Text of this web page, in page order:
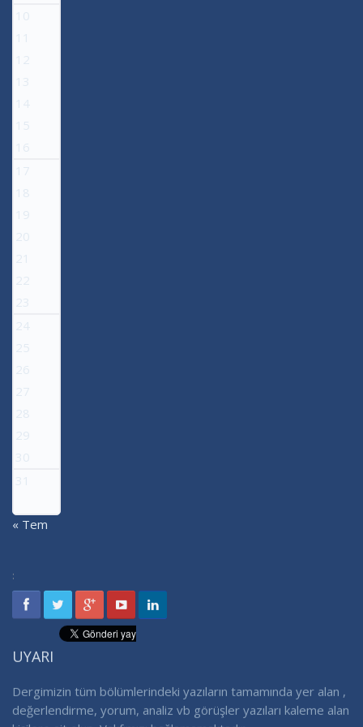
10
11
12
13
14
15
16
17
18
19
20
21
22
23
24
25
26
27
28
29
30
31
« Tem
:
UYARI
Dergimizin tüm bölümlerindeki yazıların tamamında yer alan ,
değerlendirme, yorum, analiz vb görüşler yazıları kaleme alan